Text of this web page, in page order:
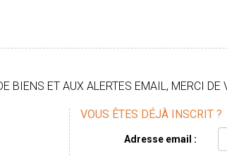
BIENS ET AUX ALERTES EMAIL, MERCI DE
VOUS ÊTES DÉJÀ INSCRIT ?
Adresse email :